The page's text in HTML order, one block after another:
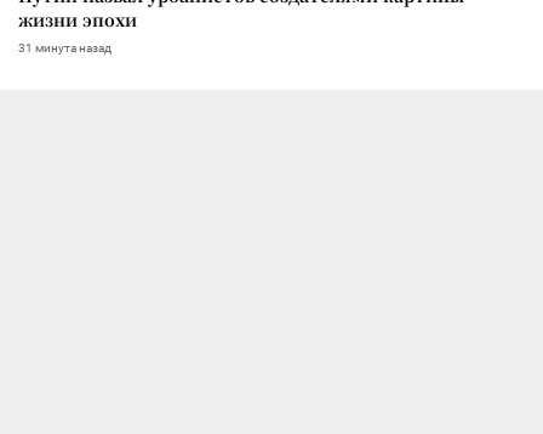
жизни эпохи
31 минута назад